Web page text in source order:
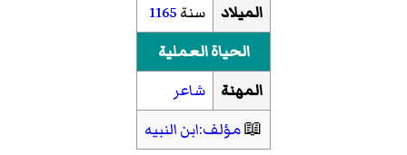
الميلاد
سنة1165
الحياة العملية
المهنة
شاعر
📖مؤلف:ابن النبيه